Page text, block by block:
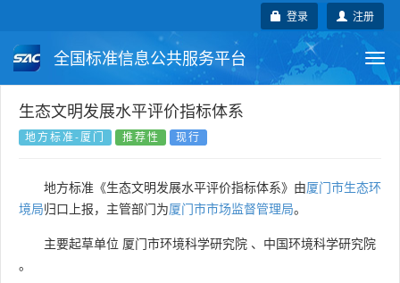
注册
登录
全国标准信息公共服务平台
国家标准 行业标准
国外标准 技术委员会
生态文明发展水平评价指标体系
地方标准-厦门 推荐性 现行
地方标准《生态文明发展水平评价指标体系》由厦门市生态环
境局归口上报，主管部门为厦门市市场监督管理局。
主要起草单位 厦门市环境科学研究院 、 中国环境科学研究院
。